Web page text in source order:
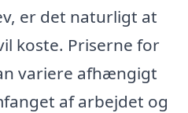
er det naturligt at
koste. Priserne for
variere afhængigt
af arbejdet og